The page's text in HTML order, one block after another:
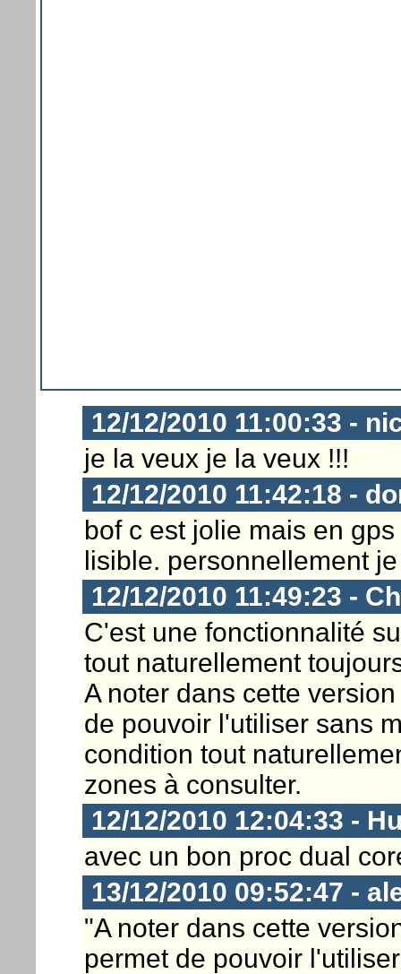
12/12/2010 11:00:33 -
je la veux je la veux !!!
12/12/2010 11:42:18 -
bof c est jolie mais en
lisible. personnellement
12/12/2010 11:49:23 -
C'est une fonctionnalité
tout naturellement
A noter dans cette
de pouvoir l'utiliser sans
condition tout
zones à consulter.
12/12/2010 12:04:33 -
avec un bon proc dual
13/12/2010 09:52:47 -
"A noter dans cette
permet de pouvoir